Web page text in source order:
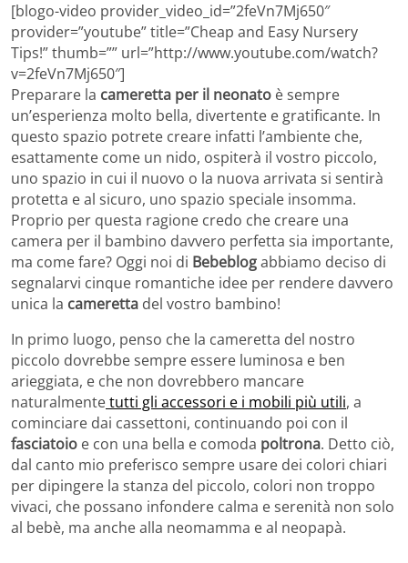
[blogo-video provider_video_id=”2feVn7Mj650″
provider=”youtube” title=”Cheap and Easy Nursery
Tips!” thumb=”” url=”http://www.youtube.com/watch?
v=2feVn7Mj650″]
Preparare la cameretta per il neonato è sempre
un’esperienza molto bella, divertente e gratificante. In
questo spazio potrete creare infatti l’ambiente che,
esattamente come un nido, ospiterà il vostro piccolo,
uno spazio in cui il nuovo o la nuova arrivata si sentirà
protetta e al sicuro, uno spazio speciale insomma.
Proprio per questa ragione credo che creare una
camera per il bambino davvero perfetta sia importante,
ma come fare? Oggi noi di Bebeblogabbiamo deciso di
segnalarvi cinque romantiche idee per rendere davvero
unica la cameretta del vostro bambino!
In primo luogo, penso che la cameretta del nostro
piccolo dovrebbe sempre essere luminosa e ben
arieggiata, e che non dovrebbero mancare
naturalmentetutti gli accessori e i mobili più utili, a
cominciare dai cassettoni, continuando poi con il
fasciatoio e con una bella e comoda poltrona. Detto ciò,
dal canto mio preferisco sempre usare dei colori chiari
per dipingere la stanza del piccolo, colori non troppo
vivaci, che possano infondere calma e serenità non solo
al bebè, ma anche alla neomamma e al neopapà.